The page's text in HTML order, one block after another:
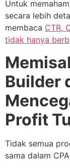
Untuk
secara lebih
membaca CTR,
tidak hanya
Builder
Profit
Tidak semua
sama dalam